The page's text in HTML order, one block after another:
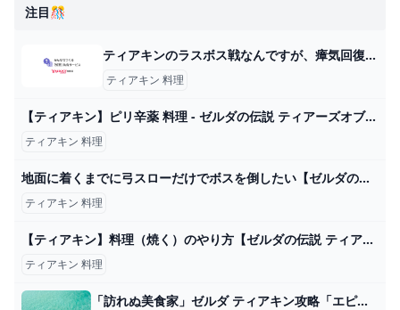
注目🎊
ティアキンのラスボス戦なんですが、瘴気回復料理が尽きてしまいまし... - Yahoo!知恵袋
ティアキン 料理
【ティアキン】ピリ辛薬 料理 - ゼルダの伝説 ティアーズオブザキングダム 攻略Wiki ティアキン ： ヘイグ攻略まとめWiki
ティアキン 料理
地面に着くまでに弓スローだけでボスを倒したい【ゼルダの伝説 ティアーズ オブ ザ キングダム】#shorts ＃ゼルダの伝説 #ティアキン - YouTube
ティアキン 料理
【ティアキン】料理（焼く）のやり方【ゼルダの伝説 ティアーズオブザキングダム】 昇遊GAME
ティアキン 料理
「訪れぬ美食家」ゼルダ ティアキン攻略「エピソードチャレンジ編」【ゼルダの伝説ティアーズオブザキングダム攻略】 GameGamingGames